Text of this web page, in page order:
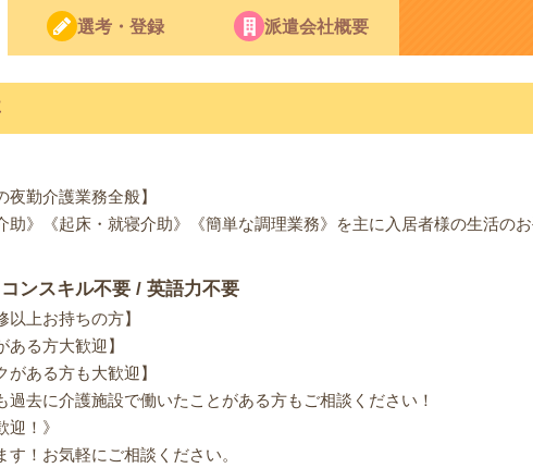
選考・登録 派遣会社概要
夜勤介護業務全般】
助》《起床・就寝介助》《簡単な調理業務》を主に入居者様の生活の
ンスキル不要 / 英語力不要
以上お持ちの方】
ある方大歓迎】
がある方も大歓迎】
過去に介護施設で働いたことがある方もご相談ください！
迎！》
！お気軽にご相談ください。